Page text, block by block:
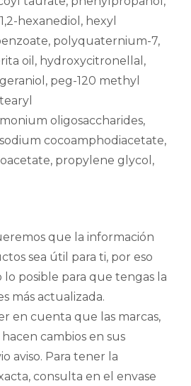
hexanediol, hexyl
polyquaternium-7,
oil, hydroxycitronellal,
peg-120 methyl
oligosaccharides,
cocoamphodiacetate,
propylene glycol,
que la información
sea útil para ti, por eso
lo posible para que tengas la
más actualizada.
en cuenta que las marcas,
cambios en sus
aviso. Para tener la
consulta en el envase